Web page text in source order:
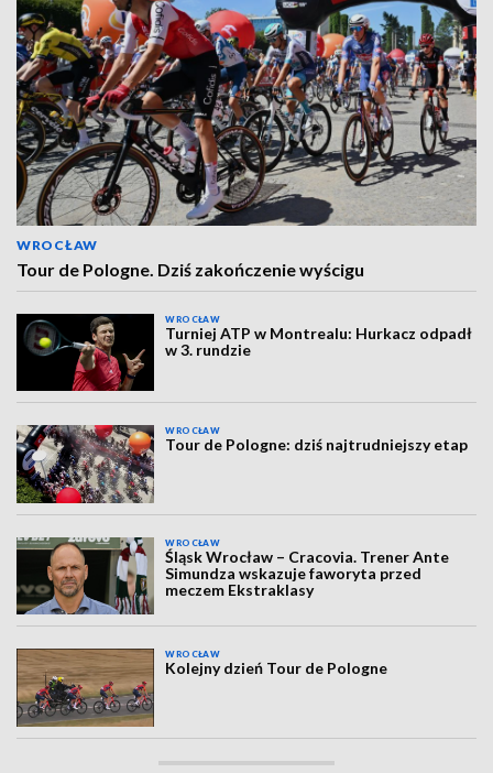
WROCŁAW
Tour de Pologne. Dziś zakończenie wyścigu
WROCŁAW
Turniej ATP w Montrealu: Hurkacz odpadł
w 3. rundzie
WROCŁAW
Tour de Pologne: dziś najtrudniejszy etap
WROCŁAW
Śląsk Wrocław – Cracovia. Trener Ante
Simundza wskazuje faworyta przed
meczem Ekstraklasy
WROCŁAW
Kolejny dzień Tour de Pologne